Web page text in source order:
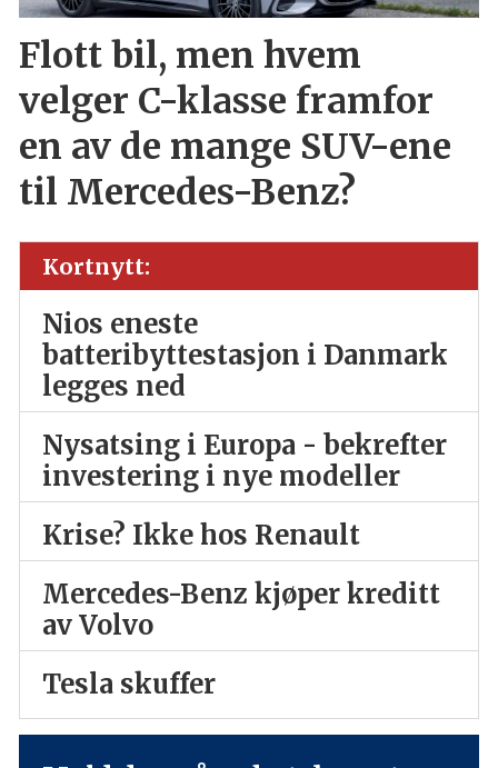
Flott bil, men hvem
velger C-klasse framfor
en av de mange SUV-ene
til Mercedes-Benz?
Kortnytt:
Nios eneste
batteribyttestasjon i Danmark
legges ned
Nysatsing i Europa - bekrefter
investering i nye modeller
Krise? Ikke hos Renault
Mercedes-Benz kjøper kreditt
av Volvo
Tesla skuffer